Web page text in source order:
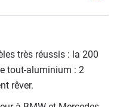
très réussis : la 200
tout-aluminium : 2
rêver.